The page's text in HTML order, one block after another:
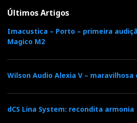
No Pequeno Auditório, estavam em
icónico Marantz KI Ruby e
desde a notícia da morte de Ken
Imacustica assegurado a compra
exemplares atualmente disponíveis
Últimos Artigos
Imacustica – Porto – primeira
Magico M2
Wilson Audio Alexia V –
dCS Lina System: recondita armonia